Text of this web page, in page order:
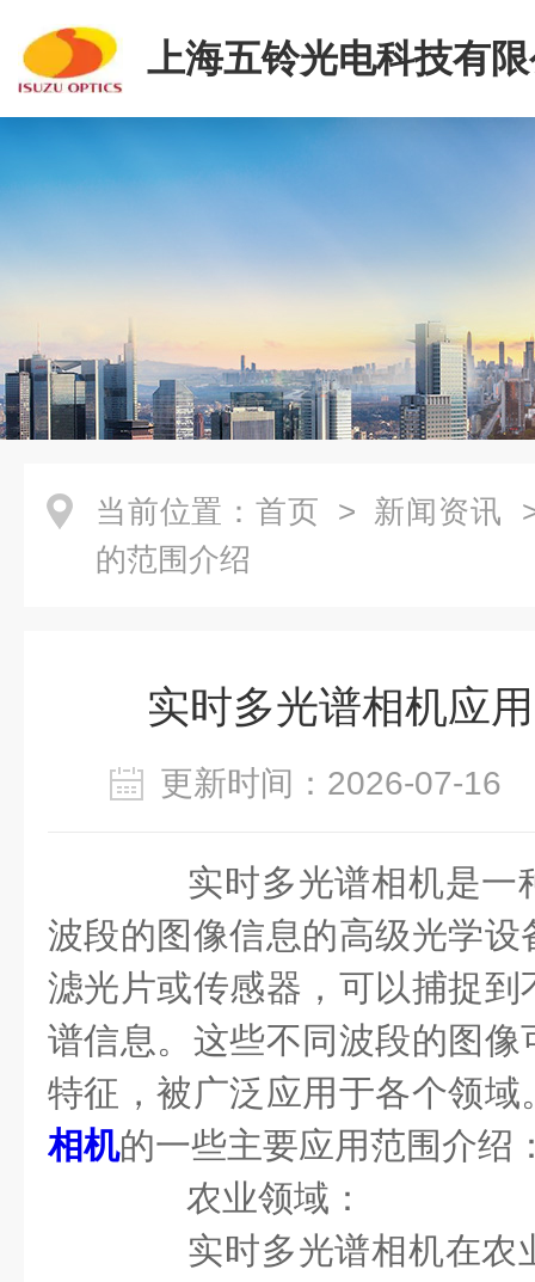
上海五铃光电科技有
当前位置： 首页 > 新闻资讯
的范围介绍
实时多光谱相机应
更新时间：2026-07-
实时多光谱相机是一
波段的图像信息的高级光学
滤光片或传感器，可以捕捉
谱信息。这些不同波段的图
特征，被广泛应用于各个领域
相机的一些主要应用范围介绍
农业领域：
实时多光谱相机在农